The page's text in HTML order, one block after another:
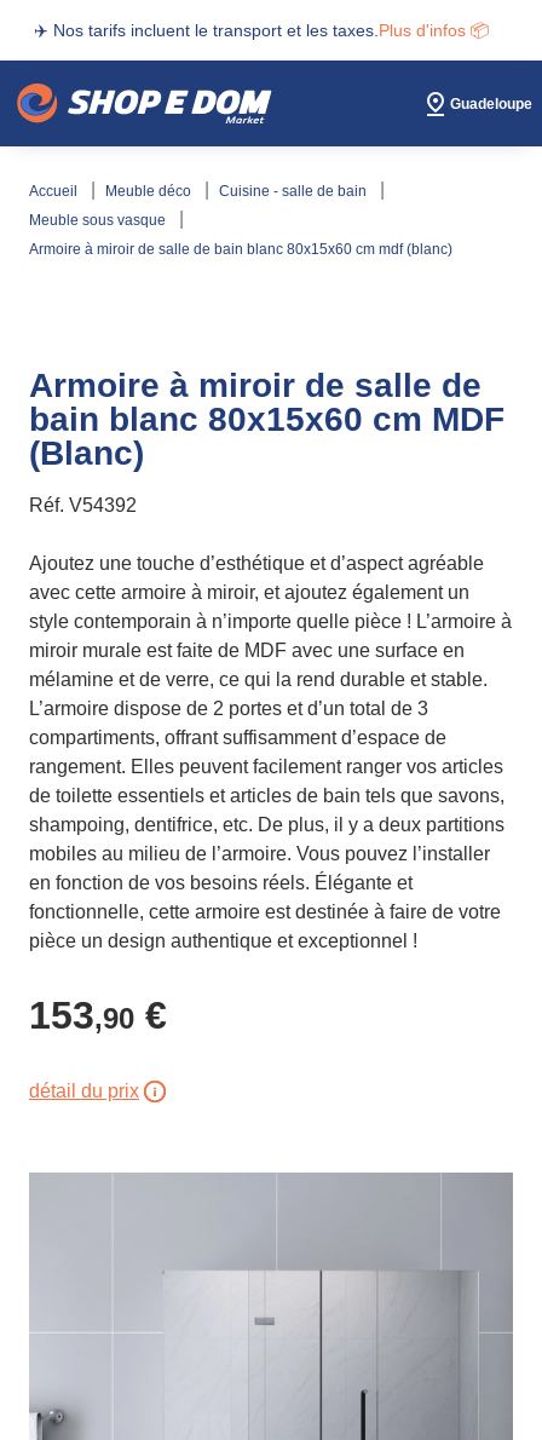
✈️ Nos tarifs incluent le transport et les taxes. Plus d'infos 📦
Guadeloupe
accueil meuble déco
cuisine - salle de bain
meuble sous vasque
armoire à miroir de salle de bain blanc 80x15x60 cm mdf (blanc)
Armoire à miroir de salle de
bain blanc 80x15x60 cm MDF
(Blanc)
Réf. V54392
Ajoutez une touche d’esthétique et d’aspect agréable
avec cette armoire à miroir, et ajoutez également un
style contemporain à n’importe quelle pièce ! L’armoire à
miroir murale est faite de MDF avec une surface en
mélamine et de verre, ce qui la rend durable et stable.
L’armoire dispose de 2 portes et d’un total de 3
compartiments, offrant suffisamment d’espace de
rangement. Elles peuvent facilement ranger vos articles
de toilette essentiels et articles de bain tels que savons,
shampoing, dentifrice, etc. De plus, il y a deux partitions
mobiles au milieu de l’armoire. Vous pouvez l’installer
en fonction de vos besoins réels. Élégante et
fonctionnelle, cette armoire est destinée à faire de votre
pièce un design authentique et exceptionnel !
153,90 €
détail du prix